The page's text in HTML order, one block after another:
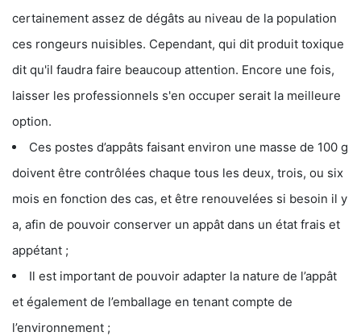
certainement assez de dégâts au niveau de la population
ces rongeurs nuisibles. Cependant, qui dit produit toxique
dit qu'il faudra faire beaucoup attention. Encore une fois,
laisser les professionnels s'en occuper serait la meilleure
option.
Ces postes d’appâts faisant environ une masse de 100 g
doivent être contrôlées chaque tous les deux, trois, ou six
mois en fonction des cas, et être renouvelées si besoin il y
a, afin de pouvoir conserver un appât dans un état frais et
appétant ;
Il est important de pouvoir adapter la nature de l’appât
et également de l’emballage en tenant compte de
l’environnement ;